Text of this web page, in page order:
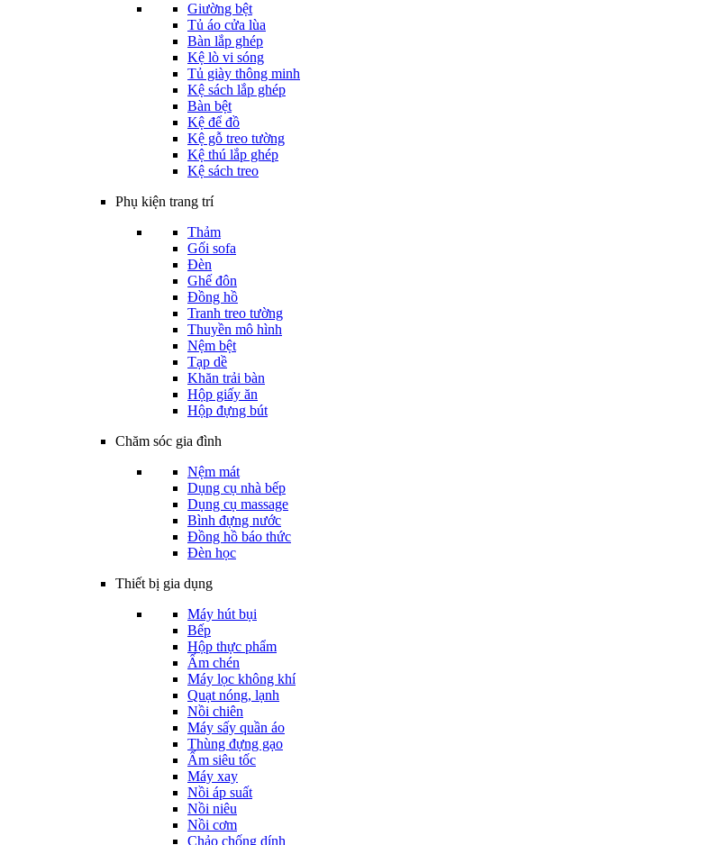
Giường bệt
Tủ áo cửa lùa
Bàn lắp ghép
Kệ lò vi sóng
Tủ giày thông minh
Kệ sách lắp ghép
Bàn bệt
Kệ để đồ
Kệ gỗ treo tường
Kệ thú lắp ghép
Kệ sách treo
Phụ kiện trang trí
Thảm
Gối sofa
Đèn
Ghế đôn
Đồng hồ
Tranh treo tường
Thuyền mô hình
Nệm bệt
Tạp dề
Khăn trải bàn
Hộp giấy ăn
Hộp đựng bút
Chăm sóc gia đình
Nệm mát
Dụng cụ nhà bếp
Dụng cụ massage
Bình đựng nước
Đồng hồ báo thức
Đèn học
Thiết bị gia dụng
Máy hút bụi
Bếp
Hộp thực phẩm
Ấm chén
Máy lọc không khí
Quạt nóng, lạnh
Nồi chiên
Máy sấy quần áo
Thùng đựng gạo
Ấm siêu tốc
Máy xay
Nồi áp suất
Nồi niêu
Nồi cơm
Chảo chống dính